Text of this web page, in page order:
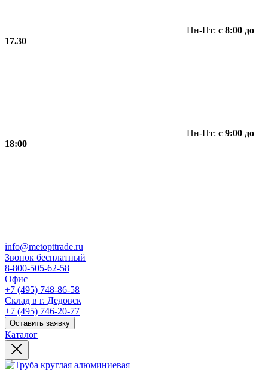
Пн-Пт: с 8:00 до
17.30
Пн-Пт: с 9:00 до
18:00
info@metopttrade.ru
Звонок бесплатный
8-800-505-62-58
Офис
+7 (495) 748-86-58
Склад в г. Дедовск
+7 (495) 746-20-77
Оставить заявку
Каталог